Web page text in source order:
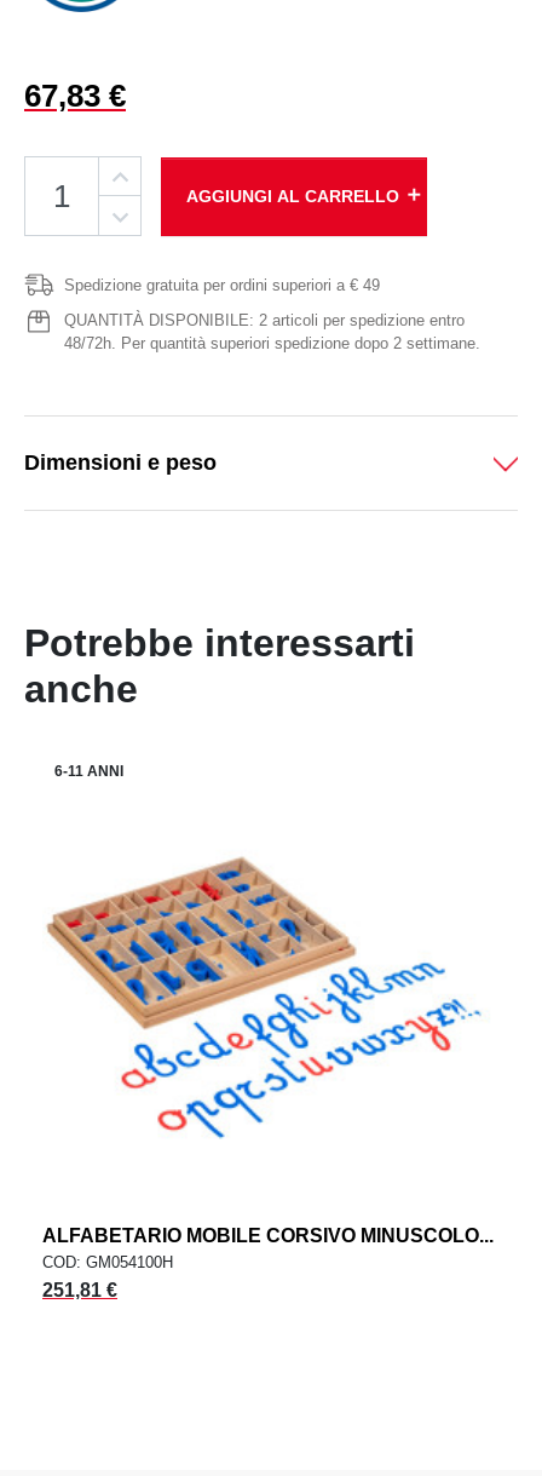
67,83 €
AGGIUNGI AL CARRELLO add
Spedizione gratuita per ordini superiori a € 49
QUANTITÀ DISPONIBILE: 2 articoli per spedizione entro
48/72h. Per quantità superiori spedizione dopo 2 settimane.
Dimensioni e peso
Potrebbe interessarti
anche
6-11 ANNI
ALFABETARIO MOBILE CORSIVO MINUSCOLO...
COD: GM054100H
251,81 €